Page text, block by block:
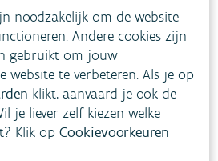
droogte
wapenen Voeren
noodzakelijk om de website
Andere cookies zijn
gebruikt om jouw
website te verbeteren. Als je op
klikt, aanvaard je ook de
je liever zelf kiezen welke
Klik opCookievoorkeuren